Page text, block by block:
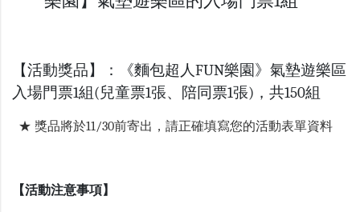
【活動獎品】：《麵包超人FUN樂園》氣墊遊樂區
入場門票1組(兒童票1張、陪同票1張)，共150組
★ 獎品將於11/30前寄出，請正確填寫您的活動表單資料
【活動注意事項】